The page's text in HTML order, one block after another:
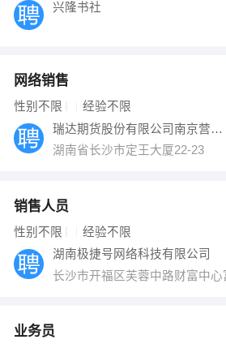
兴隆书社
网络销售
性别不限 经验不限
瑞达期货股份有限公司南京营业部
湖南省长沙市定王大厦22-23
销售人员
性别不限 经验不限
湖南极捷号网络科技有限公司
长沙市开福区芙蓉中路财富中心
业务员